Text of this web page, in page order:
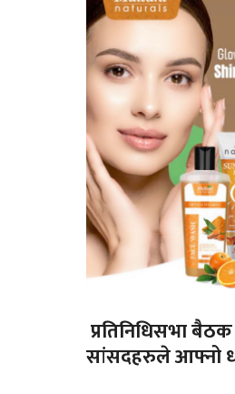
प्रतिनिधिसभा
सांसदहरुले आफ्नो